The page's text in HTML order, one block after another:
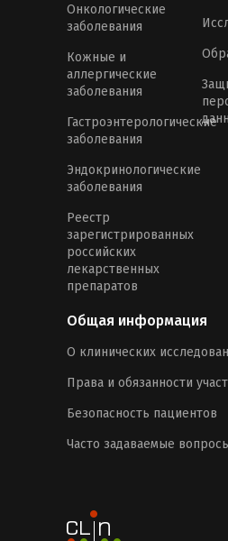
Онкологические
заболевания
Кожные и
аллергические
заболевания
Гастроэнтерологические
заболевания
Эндокринологические
заболевания
Реестр
зарегистрированных
российских
лекарственных
препаратов
Общая информация
О клинических
Права и обязанности
Безопасность пациентов
Часто задаваемые